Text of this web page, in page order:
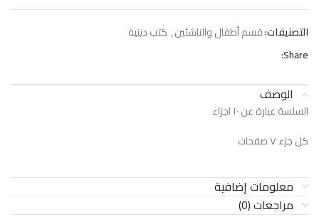
التصنيفات:قسم أطفال والناشئين, كتب دينية
Share:
الوصف
السلسة عبارة عن ١٠ اجزاء
كل جزء ٧ صفحات
معلومات إضافية
مراجعات (0)